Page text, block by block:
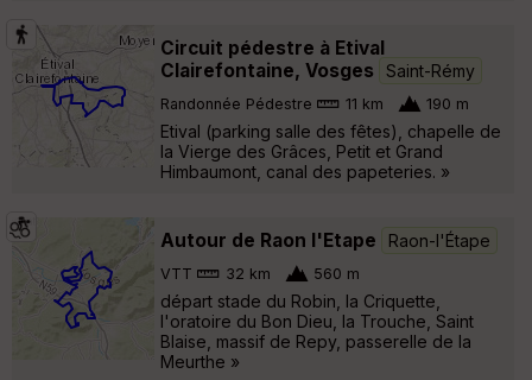
Circuit pédestre à Etival
Clairefontaine, Vosges
Saint-Rémy
Randonnée Pédestre 11 km 190 m
Etival (parking salle des fêtes), chapelle de
la Vierge des Grâces, Petit et Grand
Himbaumont, canal des papeteries. »
Autour de Raon l'Etape Raon-l'Étape
VTT 32 km 560 m
départ stade du Robin, la Criquette,
l'oratoire du Bon Dieu, la Trouche, Saint
Blaise, massif de Repy, passerelle de la
Meurthe »